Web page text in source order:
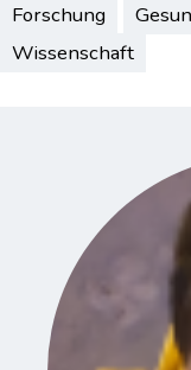
Forschung
Wissenschaft